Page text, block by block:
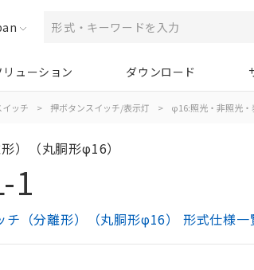
リューション ダウンロード
イッチ > 押ボタンスイッチ/表示灯 > φ16:照光・非照光・
）（丸胴形φ16）
1
チ（分離形）（丸胴形φ16） 形式仕様一